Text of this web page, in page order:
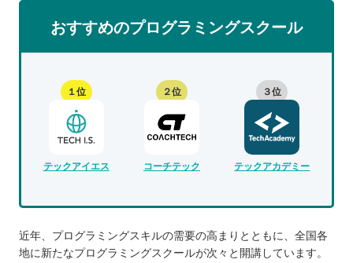
おすすめのプログラミングスクール
１位
テックアイエス
２位
コーチテック
３位
テックアカデミー
近年、プログラミングスキルの需要の高まりとともに、全国各
地に新たなプログラミングスクールが次々と開講しています。